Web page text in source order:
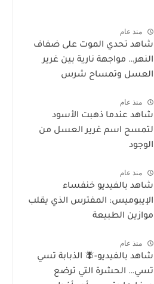
منذ عام
شاهد تحدي الموت على ضفاف
النهر… مواجهة نارية بين غرير
العسل وتمساح شرس
منذ عام
شاهد عندما ذهبت الأسود
لتمسح اسم غرير العسل من
الوجود
منذ عام
شاهد بالفيديو خنفساء
الإيبوميس: المفترس الذي يقلب
موازين الطبيعة
منذ عام
شاهد بالفيديو-🪰 الذبابة تسي
تسي… الحشرة التي ترضع